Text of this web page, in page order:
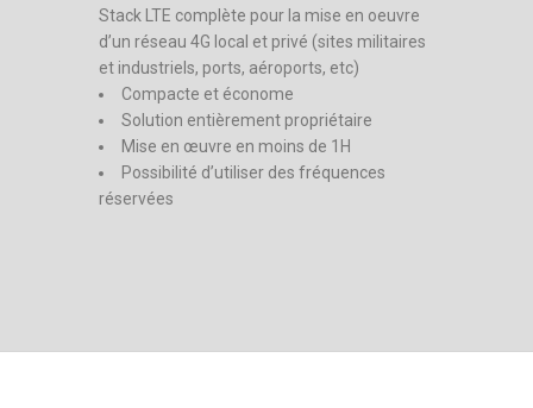
Stack LTE complète pour la mise en oeuvre
d’un réseau 4G local et privé (sites militaires
et industriels, ports, aéroports, etc)
Compacte et économe
Solution entièrement propriétaire
Mise en œuvre en moins de 1H
Possibilité d’utiliser des fréquences
réservées